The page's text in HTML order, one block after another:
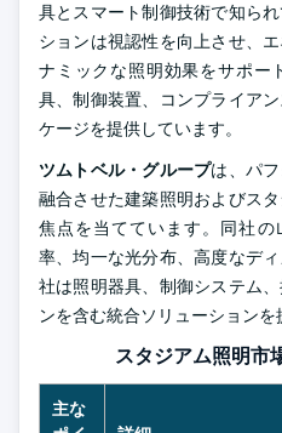
具とスマート制御技術で知ら
ションは視認性を向上させ、
ナミックな照明効果をサポー
具、制御装置、コンプライア
ケージを提供しています。
ツムトベル・グループは、パ
融合させた建築照明およびス
焦点を当てています。同社の
率、均一な光分布、高度なデ
社は照明器具、制御システム
ンを含む統合ソリューションを
スタジアム照明市
主な